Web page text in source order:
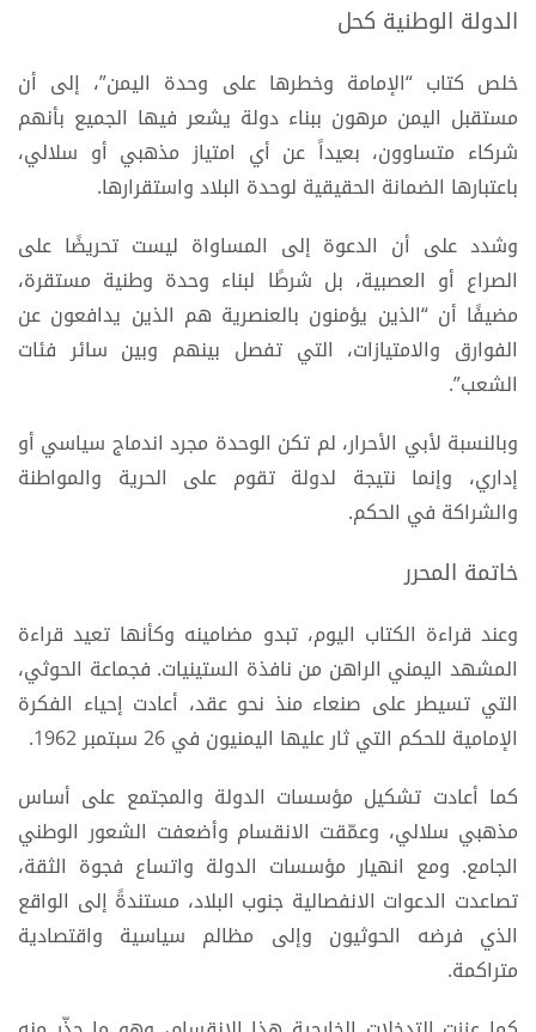
الدولة الوطنية كحل
خلص كتاب “الإمامة وخطرها على وحدة اليمن”، إلى أن
مستقبل اليمن مرهون ببناء دولة يشعر فيها الجميع بأنهم
شركاء متساوون، بعيداً عن أي امتياز مذهبي أو سلالي،
باعتبارها الضمانة الحقيقية لوحدة البلاد واستقرارها.
وشدد على أن الدعوة إلى المساواة ليست تحريضًا على
الصراع أو العصبية، بل شرطًا لبناء وحدة وطنية مستقرة،
مضيفًا أن “الذين يؤمنون بالعنصرية هم الذين يدافعون عن
الفوارق والامتيازات، التي تفصل بينهم وبين سائر فئات
الشعب”.
وبالنسبة لأبي الأحرار، لم تكن الوحدة مجرد اندماج سياسي أو
إداري، وإنما نتيجة لدولة تقوم على الحرية والمواطنة
والشراكة في الحكم.
خاتمة المحرر
وعند قراءة الكتاب اليوم، تبدو مضامينه وكأنها تعيد قراءة
المشهد اليمني الراهن من نافذة الستينيات. فجماعة الحوثي،
التي تسيطر على صنعاء منذ نحو عقد، أعادت إحياء الفكرة
الإمامية للحكم التي ثار عليها اليمنيون في 26 سبتمبر 1962.
كما أعادت تشكيل مؤسسات الدولة والمجتمع على أساس
مذهبي سلالي، وعمّقت الانقسام وأضعفت الشعور الوطني
الجامع. ومع انهيار مؤسسات الدولة واتساع فجوة الثقة،
تصاعدت الدعوات الانفصالية جنوب البلاد، مستندةً إلى الواقع
الذي فرضه الحوثيون وإلى مظالم سياسية واقتصادية
متراكمة.